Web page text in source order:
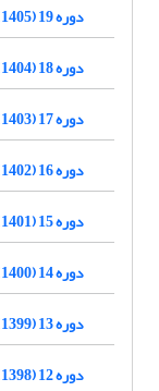
دوره 19 (1405)
دوره 18 (1404)
دوره 17 (1403)
دوره 16 (1402)
دوره 15 (1401)
دوره 14 (1400)
دوره 13 (1399)
دوره 12 (1398)